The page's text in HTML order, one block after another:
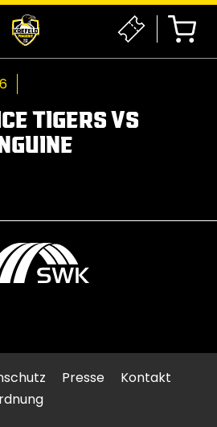
TIGERS VS
Presse
Kontakt